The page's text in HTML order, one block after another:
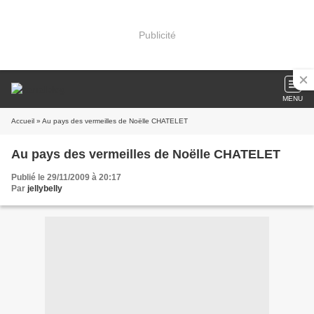
Publicité
MENU
Accueil » Au pays des vermeilles de Noëlle CHATELET
Au pays des vermeilles de Noëlle CHATELET
Publié le 29/11/2009 à 20:17
Par jellybelly